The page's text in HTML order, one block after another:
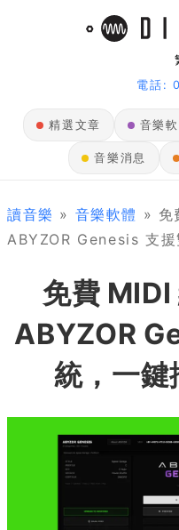
電話:
精選文章 音樂
音樂消息
讀音樂 » 音樂軟體 »
ABYZOR Genesis 支援
免費
ABYZOR
統，一鍵